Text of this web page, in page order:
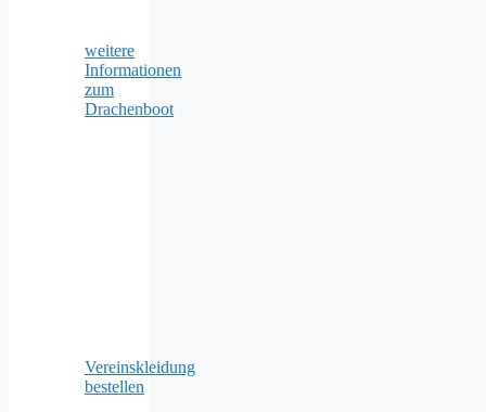
weitere
Informationen
zum
Drachenboot
Vereinskleidung
bestellen